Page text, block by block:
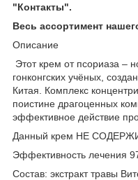
"Контакты".
Весь ассортимент
Описание
Этот крем от псориаза –
гонконгских учёных,
Китая. Комплекс
поистине драгоценных
эффективное действие
Данный крем НЕ
Эффективность лечения
Состав: экстракт травы